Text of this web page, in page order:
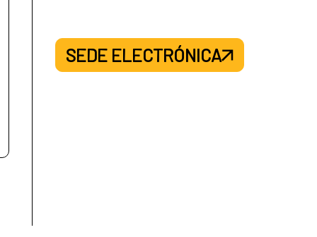
SEDE ELECTRÓNICA